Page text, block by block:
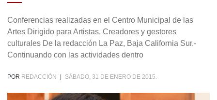
Conferencias realizadas en el Centro Municipal de las
Artes Dirigido para Artistas, Creadores y gestores
culturales De la redacción La Paz, Baja California Sur.-
Continuando con las actividades dentro
POR REDACCIÓN SÁBADO, 31 DE ENERO DE 2015.